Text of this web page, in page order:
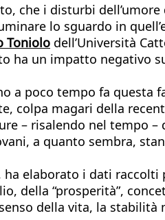
che i disturbi dell’umore
lo sguardo in
Toniolo dell’Università
ha un impatto negativo
a poco tempo fa questa
colpa magari della
– risalendo nel tempo –
a quanto sembra,
elaborato i dati raccolti
della “prosperità”,
della vita, la stabilità